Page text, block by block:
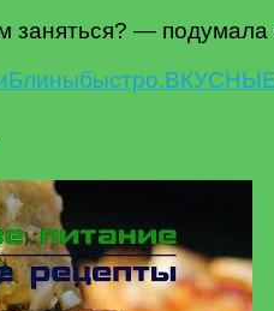
заняться? —
Блиныбыстро.